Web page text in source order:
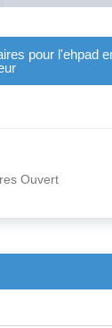
pour l'ehpad
Ouvert